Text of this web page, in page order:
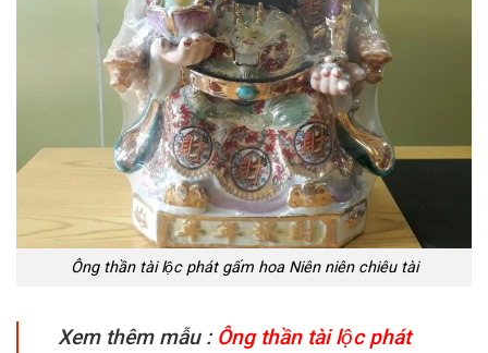
Ông thần tài lộc phát gấm hoa Niên niên chiêu tài
Xem thêm mẫu : Ông thần tài lộc phát